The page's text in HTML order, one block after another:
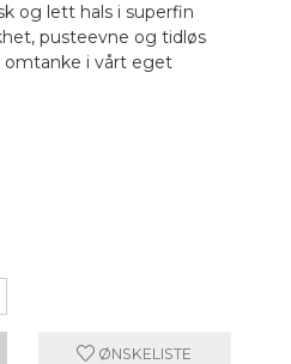
og lett hals i superfin
pusteevne og tidløs
i vårt eget
ØNSKELISTE